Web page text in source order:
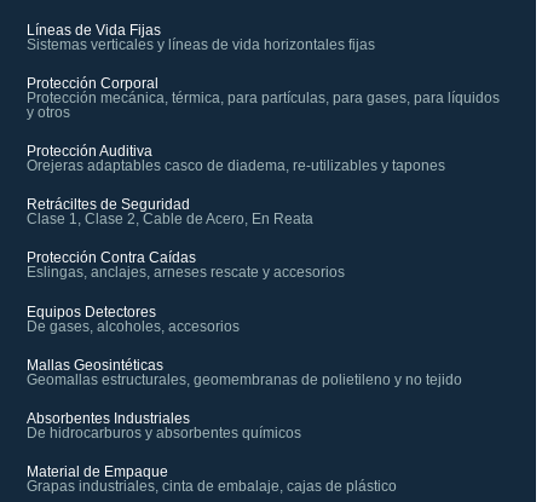
Líneas de Vida Fijas
Sistemas verticales y líneas de vida horizontales fijas
Protección Corporal
Protección mecánica, térmica, para partículas, para gases, para líquidos
y otros
Protección Auditiva
Orejeras adaptables casco de diadema, re-utilizables y tapones
Retráciltes de Seguridad
Clase 1, Clase 2, Cable de Acero, En Reata
Protección Contra Caídas
Eslingas, anclajes, arneses rescate y accesorios
Equipos Detectores
De gases, alcoholes, accesorios
Mallas Geosintéticas
Geomallas estructurales, geomembranas de polietileno y no tejido
Absorbentes Industriales
De hidrocarburos y absorbentes químicos
Material de Empaque
Grapas industriales, cinta de embalaje, cajas de plástico